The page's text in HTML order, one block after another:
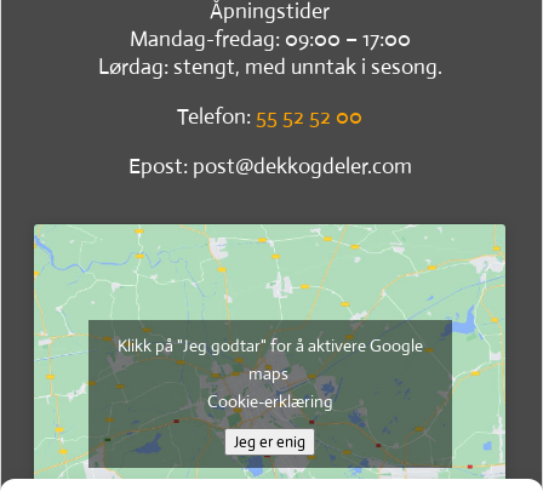
Åpningstider
Mandag-fredag: 09:00 – 17:00
Lørdag: stengt, med unntak i sesong.
Telefon: 55 52 52 00
Epost: post@dekkogdeler.com
Klikk på "Jeg godtar" for å aktivere Google
maps
Cookie-erklæring
Jeg er enig